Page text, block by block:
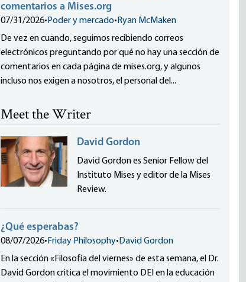
comentarios a Mises.org
07/31/2026• Poder y mercado• Ryan McMaken
De vez en cuando, seguimos recibiendo correos
electrónicos preguntando por qué no hay una sección de
comentarios en cada página de mises.org, y algunos
incluso nos exigen a nosotros, el personal del...
Meet the Writer
David Gordon
David Gordon es Senior Fellow del
Instituto Mises y editor de la Mises
Review.
¿Qué esperabas?
08/07/2026• Friday Philosophy• David Gordon
En la sección «Filosofía del viernes» de esta semana, el Dr.
David Gordon critica el movimiento DEI en la educación